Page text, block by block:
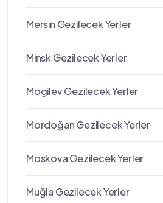
Mersin Gezilecek Yerler
Minsk Gezilecek Yerler
Mogilev Gezilecek Yerler
Mordoğan Gezilecek Yerler
Moskova Gezilecek Yerler
Muğla Gezilecek Yerler